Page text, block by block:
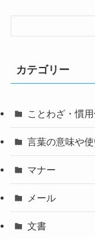
カテゴリー
ことわざ・慣
言葉の意味や
マナー
メール
文書